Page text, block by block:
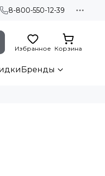
8-800-550-12-39
Избранное Корзина
Бренды